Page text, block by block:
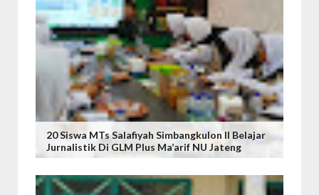
20 Siswa MTs Salafiyah Simbangkulon II Belajar
Jurnalistik Di GLM Plus Ma’arif NU Jateng